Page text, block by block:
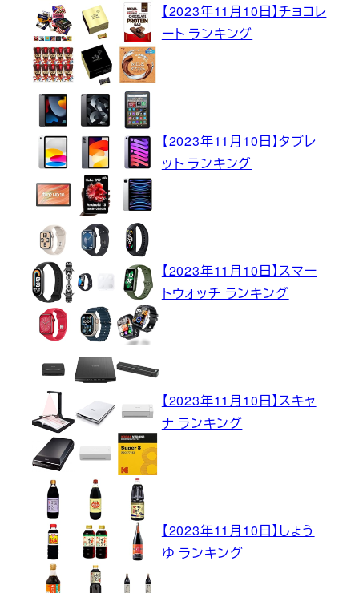
【2023年11月10日】チョコレ
ート ランキング
【2023年11月10日】タブレ
ット ランキング
【2023年11月10日】スマー
トウォッチ ランキング
【2023年11月10日】スキャ
ナ ランキング
【2023年11月10日】しょう
ゆ ランキング